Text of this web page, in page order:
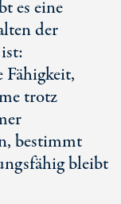
es eine
der
Fähigkeit,
trotz
bestimmt
bleibt